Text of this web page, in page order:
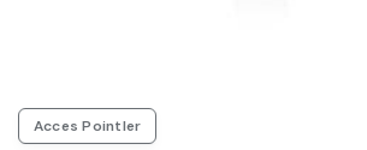
Acces Pointler